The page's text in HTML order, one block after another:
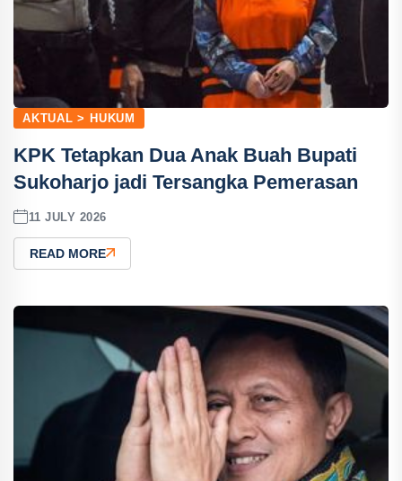
AKTUAL > HUKUM
KPK Tetapkan Dua Anak Buah Bupati
Sukoharjo jadi Tersangka Pemerasan
11 JULY 2026
READ MORE